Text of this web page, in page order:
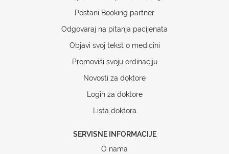
Postani Booking partner
Odgovaraj na pitanja pacijenata
Objavi svoj tekst o medicini
Promoviši svoju ordinaciju
Novosti za doktore
Login za doktore
Lista doktora
SERVISNE INFORMACIJE
O nama